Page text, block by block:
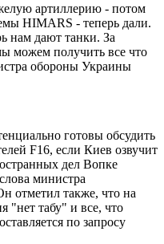
артиллерию - потом
HIMARS - теперь дали.
нам дают танки. За
можем получить все что
обороны Украины
готовы обсудить
F16, если Киев озвучит
дел Вопке
министра
отметил также, что на
"нет табу" и все, что
по запросу